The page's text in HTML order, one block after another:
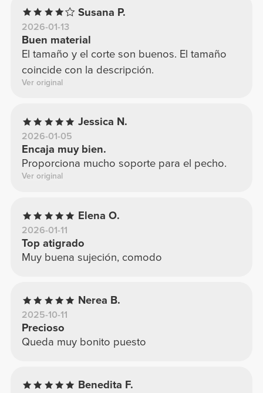
Susana P.
2026-01-13
Buen material
El tamaño y el corte son buenos. El tamaño
coincide con la descripción.
Ver original
Jessica N.
2026-01-05
Encaja muy bien.
Proporciona mucho soporte para el pecho.
Ver original
Elena O.
2026-01-11
Top atigrado
Muy buena sujeción, comodo
Nerea B.
2025-10-11
Precioso
Queda muy bonito puesto
Benedita F.